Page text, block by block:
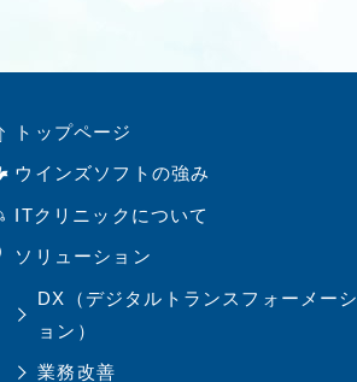
トップページ
ウインズソフトの強み
ITクリニックについて
ソリューション
DX（デジタルトランスフォーメーシ
ョン）
業務改善